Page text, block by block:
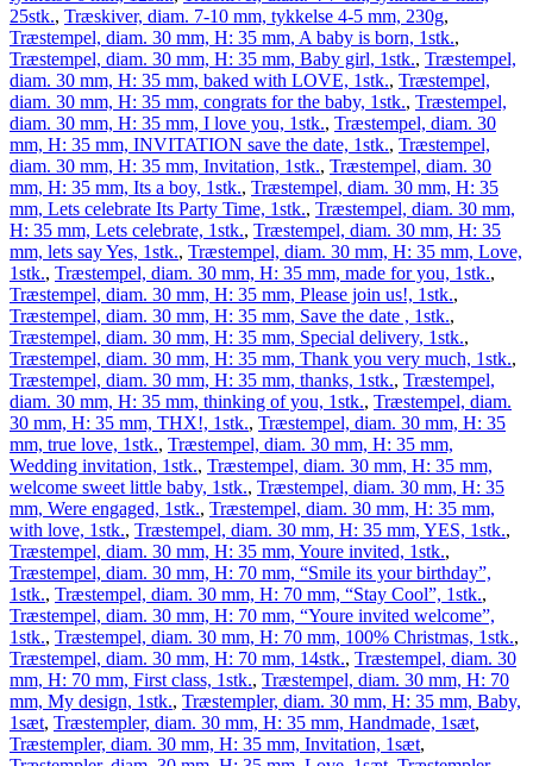
25stk., Træskiver, diam. 7-10 mm, tykkelse 4-5 mm, 230g,
Træstempel, diam. 30 mm, H: 35 mm, A baby is born, 1stk.,
Træstempel, diam. 30 mm, H: 35 mm, Baby girl, 1stk., Træstempel,
diam. 30 mm, H: 35 mm, baked with LOVE, 1stk., Træstempel,
diam. 30 mm, H: 35 mm, congrats for the baby, 1stk., Træstempel,
diam. 30 mm, H: 35 mm, I love you, 1stk., Træstempel, diam. 30
mm, H: 35 mm, INVITATION save the date, 1stk., Træstempel,
diam. 30 mm, H: 35 mm, Invitation, 1stk., Træstempel, diam. 30
mm, H: 35 mm, Its a boy, 1stk., Træstempel, diam. 30 mm, H: 35
mm, Lets celebrate Its Party Time, 1stk., Træstempel, diam. 30 mm,
H: 35 mm, Lets celebrate, 1stk., Træstempel, diam. 30 mm, H: 35
mm, lets say Yes, 1stk., Træstempel, diam. 30 mm, H: 35 mm, Love,
1stk., Træstempel, diam. 30 mm, H: 35 mm, made for you, 1stk.,
Træstempel, diam. 30 mm, H: 35 mm, Please join us!, 1stk.,
Træstempel, diam. 30 mm, H: 35 mm, Save the date , 1stk.,
Træstempel, diam. 30 mm, H: 35 mm, Special delivery, 1stk.,
Træstempel, diam. 30 mm, H: 35 mm, Thank you very much, 1stk.,
Træstempel, diam. 30 mm, H: 35 mm, thanks, 1stk., Træstempel,
diam. 30 mm, H: 35 mm, thinking of you, 1stk., Træstempel, diam.
30 mm, H: 35 mm, THX!, 1stk., Træstempel, diam. 30 mm, H: 35
mm, true love, 1stk., Træstempel, diam. 30 mm, H: 35 mm,
Wedding invitation, 1stk., Træstempel, diam. 30 mm, H: 35 mm,
welcome sweet little baby, 1stk., Træstempel, diam. 30 mm, H: 35
mm, Were engaged, 1stk., Træstempel, diam. 30 mm, H: 35 mm,
with love, 1stk., Træstempel, diam. 30 mm, H: 35 mm, YES, 1stk.,
Træstempel, diam. 30 mm, H: 35 mm, Youre invited, 1stk.,
Træstempel, diam. 30 mm, H: 70 mm, “Smile its your birthday”,
1stk., Træstempel, diam. 30 mm, H: 70 mm, “Stay Cool”, 1stk.,
Træstempel, diam. 30 mm, H: 70 mm, “Youre invited welcome”,
1stk., Træstempel, diam. 30 mm, H: 70 mm, 100% Christmas, 1stk.,
Træstempel, diam. 30 mm, H: 70 mm, 14stk., Træstempel, diam. 30
mm, H: 70 mm, First class, 1stk., Træstempel, diam. 30 mm, H: 70
mm, My design, 1stk., Træstempler, diam. 30 mm, H: 35 mm, Baby,
1sæt, Træstempler, diam. 30 mm, H: 35 mm, Handmade, 1sæt,
Træstempler, diam. 30 mm, H: 35 mm, Invitation, 1sæt,